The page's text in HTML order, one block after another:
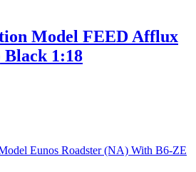
Model FEED Afflux
Black 1:18